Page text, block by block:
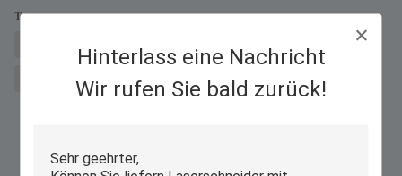
Hinterlass eine Nachricht
Wir rufen Sie bald zurück!
Tags:
Faserlaserschneider
CO2-Laserschneidanlage
Ähnliche Produkte